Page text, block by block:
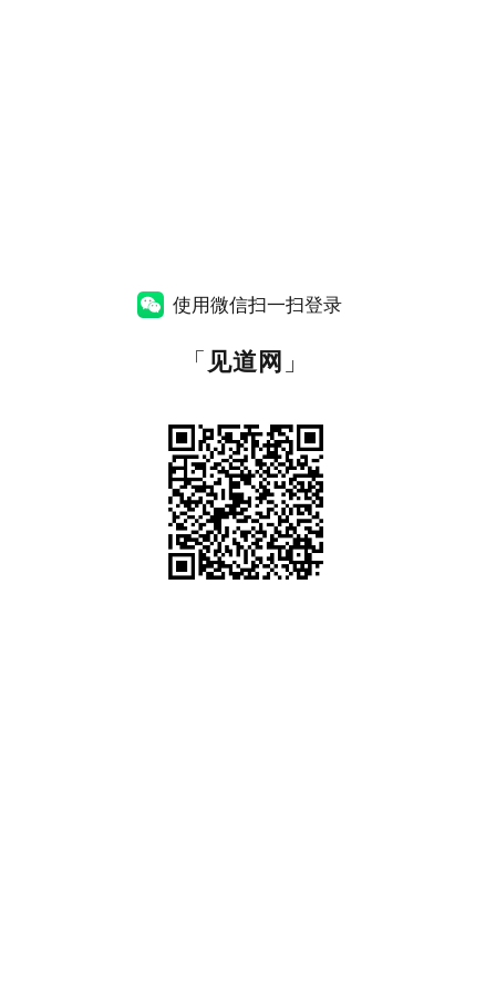
使用微信扫一扫登录
「 见道网 」